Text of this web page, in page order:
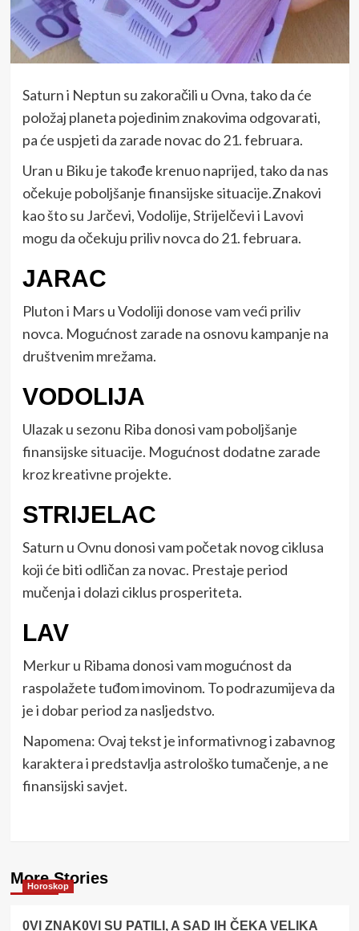
Saturn i Neptun su zakoračili u Ovna, tako da će
položaj planeta pojedinim znakovima odgovarati,
pa će uspjeti da zarade novac do 21. februara.
Uran u Biku je takođe krenuo naprijed, tako da nas
očekuje poboljšanje finansijske situacije.Znakovi
kao što su Jarčevi, Vodolije, Strijelčevi i Lavovi
mogu da očekuju priliv novca do 21. februara.
JARAC
Pluton i Mars u Vodoliji donose vam veći priliv
novca. Mogućnost zarade na osnovu kampanje na
društvenim mrežama.
VODOLIJA
Ulazak u sezonu Riba donosi vam poboljšanje
finansijske situacije. Mogućnost dodatne zarade
kroz kreativne projekte.
STRIJELAC
Saturn u Ovnu donosi vam početak novog ciklusa
koji će biti odličan za novac. Prestaje period
mučenja i dolazi ciklus prosperiteta.
LAV
Merkur u Ribama donosi vam mogućnost da
raspolažete tuđom imovinom. To podrazumijeva da
je i dobar period za nasljedstvo.
Napomena: Ovaj tekst je informativnog i zabavnog
karaktera i predstavlja astrološko tumačenje, a ne
finansijski savjet.
More Stories
Horoskop
0Vl ZNAK0Vl SU PATILI, A SAD IH ČEKA VELlKA